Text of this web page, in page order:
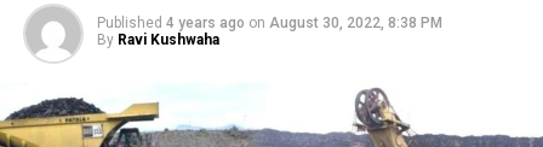
Published 4 years ago on August 30, 2022, 8:38 PM
By Ravi Kushwaha